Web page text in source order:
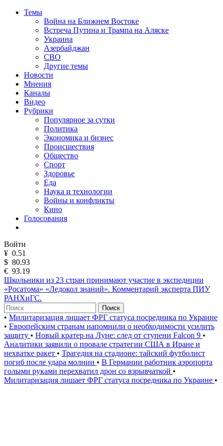
Темы
Война на Ближнем Востоке
Встреча Путина и Трампа на Аляске
Украина
Азербайджан
СВО
Другие темы
Новости
Мнения
Каналы
Видео
Рубрики
Популярное за сутки
Политика
Экономика и бизнес
Происшествия
Общество
Спорт
Здоровье
Еда
Наука и технологии
Войны и конфликты
Кино
Голосования
Войти
¥ 0.51
$ 80.93
€ 93.19
Школьники из 23 стран принимают участие в экспедиции
«Росатома» «Ледокол знаний». Комментарий эксперта ПИУ
РАНХиГС.
Поиск
• Милитаризация лишает ФРГ статуса посредника по Украине
• Европейским странам напомнили о необходимости усилить
защиту • Новый кратер на Луне: след от ступени Falcon 9 •
Аналитики заявили о провале стратегии США в Иране и
нехватке ракет • Трагедия на стадионе: тайский футболист
погиб после удара молнии • В Германии работник аэропорта
голыми руками перехватил дрон со взрывчаткой •
Милитаризация лишает ФРГ статуса посредника по Украине •